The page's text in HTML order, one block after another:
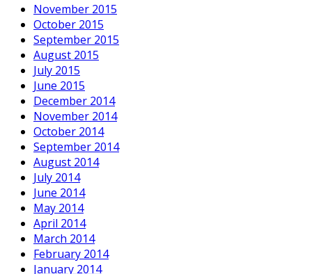
November 2015
October 2015
September 2015
August 2015
July 2015
June 2015
December 2014
November 2014
October 2014
September 2014
August 2014
July 2014
June 2014
May 2014
April 2014
March 2014
February 2014
January 2014